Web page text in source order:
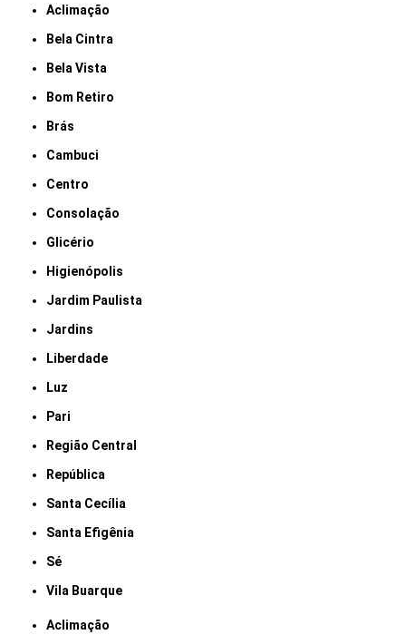
Aclimação
Bela Cintra
Bela Vista
Bom Retiro
Brás
Cambuci
Centro
Consolação
Glicério
Higienópolis
Jardim Paulista
Jardins
Liberdade
Luz
Pari
Região Central
República
Santa Cecília
Santa Efigênia
Sé
Vila Buarque
Aclimação